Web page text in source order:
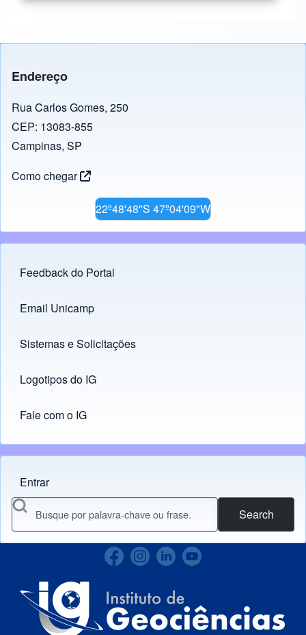
Endereço
Rua Carlos Gomes, 250
CEP: 13083-855
Campinas, SP
Como chegar
22º48'48"S 47º04'09"W
Footer menu
Feedback do Portal
Links
Email Unicamp
(opens in new tab)
Sistemas e Solicitações
(opens in new tab)
Logotipos do IG
(opens in new tab)
Fale com o IG
Menu do usuário
Entrar
Search